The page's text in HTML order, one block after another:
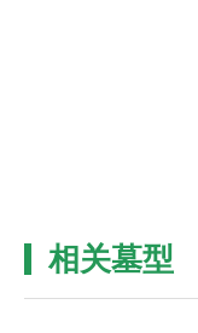
相关墓型